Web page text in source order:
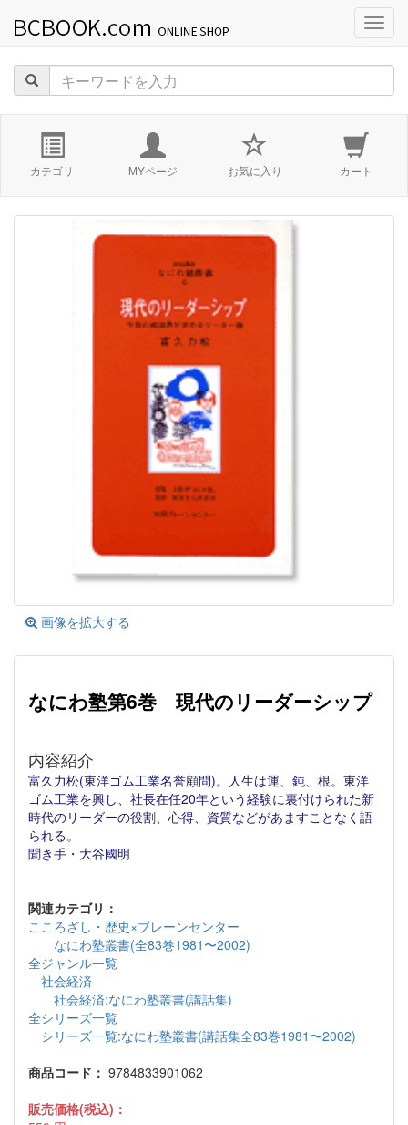
カテゴリ MYページ お気に入り カート
画像を拡大する
なにわ塾第6巻 現代のリーダーシップ
内容紹介
富久力松(東洋ゴム工業名誉顧問)。人生は運、鈍、根。東洋
ゴム工業を興し、社長在任20年という経験に裏付けられた新
時代のリーダーの役割、心得、資質などがあますことなく語
られる。
聞き手・大谷國明
関連カテゴリ：
こころざし・歴史×ブレーンセンター
なにわ塾叢書(全83巻1981〜2002)
全ジャンル一覧
社会経済
社会経済:なにわ塾叢書(講話集)
全シリーズ一覧
シリーズ一覧:なにわ塾叢書(講話集全83巻1981〜2002)
商品コード： 9784833901062
販売価格(税込)：